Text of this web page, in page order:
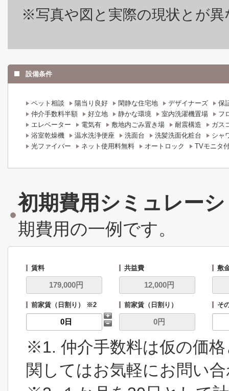
※写真や図と実際の現状とが
設備条件
ペット相談 陽当り良好 閑静な住宅地 デザイナーズ
保
仲介手数料半額
好立地 静かな環境 室内洗濯機置場
フ
エレベーター
電気有 敷地内ごみ置き場 耐震構造
ガス
浴室乾燥機
温水洗浄便座 洗面台 洗髪洗面化粧台
シャ
光ファイバー
ネット使用料無料 オートロック TVモニタ
初期費用シミュレー
期費用の一例です。
賃料 共益費 敷
前家賃（日割り） ※2 前家賃（日割り） そ
※1. 仲介手数料は仮の価
関してはお気軽にお問い